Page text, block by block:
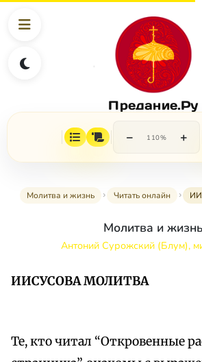
Предание.Ру
− 110% +
Молитва и жизнь Читать онлайн
Молитва и жизнь
Антоний Сурожский (Блум),
ИИСУСОВА МОЛИТВА
Те, кто читал “Откровенные